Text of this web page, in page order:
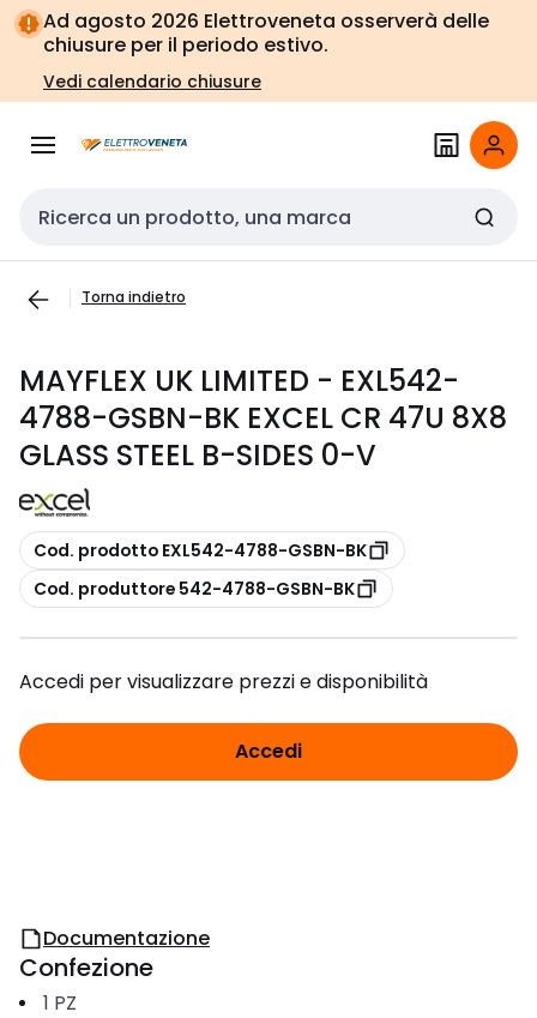
Vai alla
navigazione
Vai
alla
pagina
Ad agosto 2026 Elettroveneta osserverà delle
chiusure per il periodo estivo.
Vedi calendario chiusure
Cerca input
Torna indietro
MAYFLEX UK LIMITED - EXL542-
4788-GSBN-BK EXCEL CR 47U 8X8
GLASS STEEL B-SIDES 0-V
copia
Cod. prodotto EXL542-4788-GSBN-BK
copia
Cod. produttore 542-4788-GSBN-BK
Accedi per visualizzare prezzi e disponibilità
Accedi
Documentazione
Confezione
1 PZ